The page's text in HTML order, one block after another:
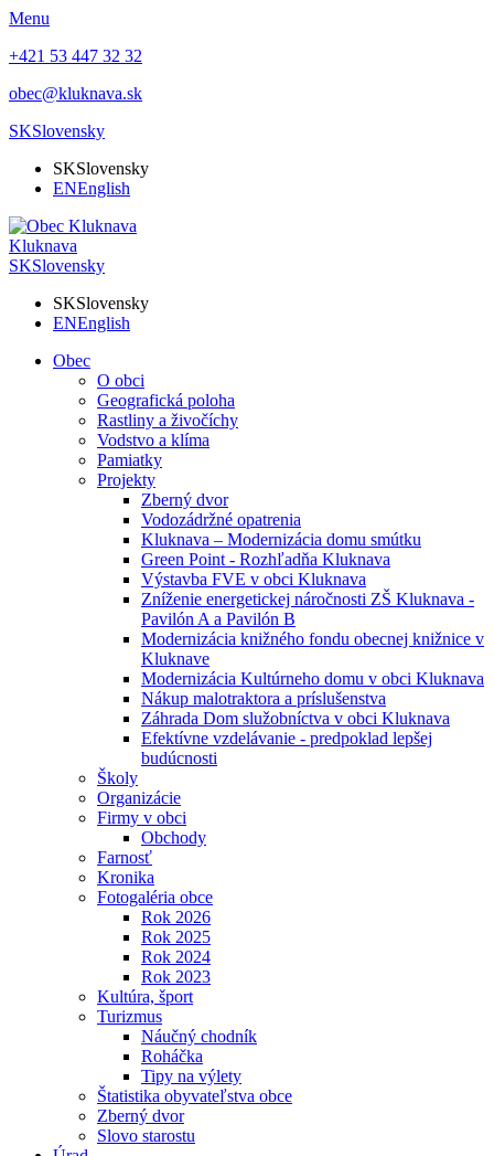
Menu
+421 53 447 32 32
obec@kluknava.sk
SKSlovensky
SKSlovensky
ENEnglish
Kluknava
SKSlovensky
SKSlovensky
ENEnglish
Obec
O obci
Geografická poloha
Rastliny a živočíchy
Vodstvo a klíma
Pamiatky
Projekty
Zberný dvor
Vodozádržné opatrenia
Kluknava – Modernizácia domu smútku
Green Point - Rozhľadňa Kluknava
Výstavba FVE v obci Kluknava
Zníženie energetickej náročnosti ZŠ Kluknava -
Pavilón A a Pavilón B
Modernizácia knižného fondu obecnej knižnice v
Kluknave
Modernizácia Kultúrneho domu v obci Kluknava
Nákup malotraktora a príslušenstva
Záhrada Dom služobníctva v obci Kluknava
Efektívne vzdelávanie - predpoklad lepšej
budúcnosti
Školy
Organizácie
Firmy v obci
Obchody
Farnosť
Kronika
Fotogaléria obce
Rok 2026
Rok 2025
Rok 2024
Rok 2023
Kultúra, šport
Turizmus
Náučný chodník
Roháčka
Tipy na výlety
Štatistika obyvateľstva obce
Zberný dvor
Slovo starostu